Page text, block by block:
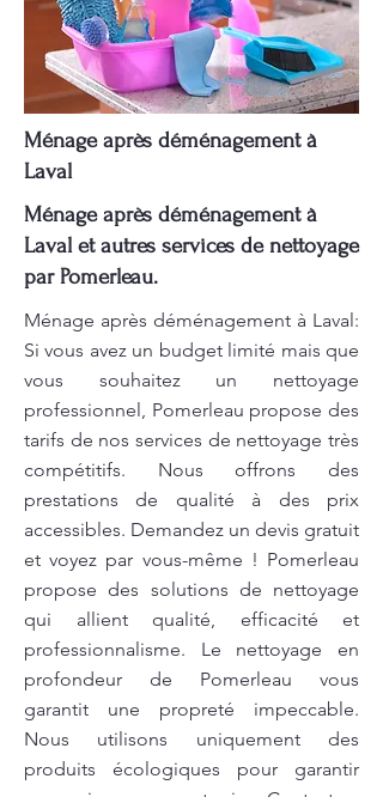
Ménage après déménagement à
Laval
Ménage après déménagement à
Laval et autres services de nettoyage
par Pomerleau.
Ménage après déménagement à Laval:
Si vous avez un budget limité mais que
vous souhaitez un nettoyage
professionnel, Pomerleau propose des
tarifs de nos services de nettoyage très
compétitifs. Nous offrons des
prestations de qualité à des prix
accessibles. Demandez un devis gratuit
et voyez par vous-même ! Pomerleau
propose des solutions de nettoyage
qui allient qualité, efficacité et
professionnalisme. Le nettoyage en
profondeur de Pomerleau vous
garantit une propreté impeccable.
Nous utilisons uniquement des
produits écologiques pour garantir